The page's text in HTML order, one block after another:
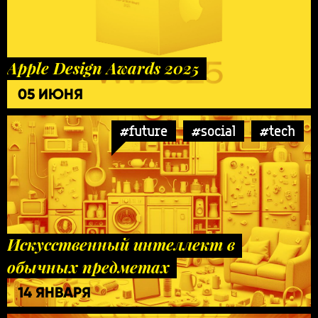
Apple Design Awards 2025
05 ИЮНЯ
#future #social #tech
Искусственный интеллект в
обычных предметах
14 ЯНВАРЯ